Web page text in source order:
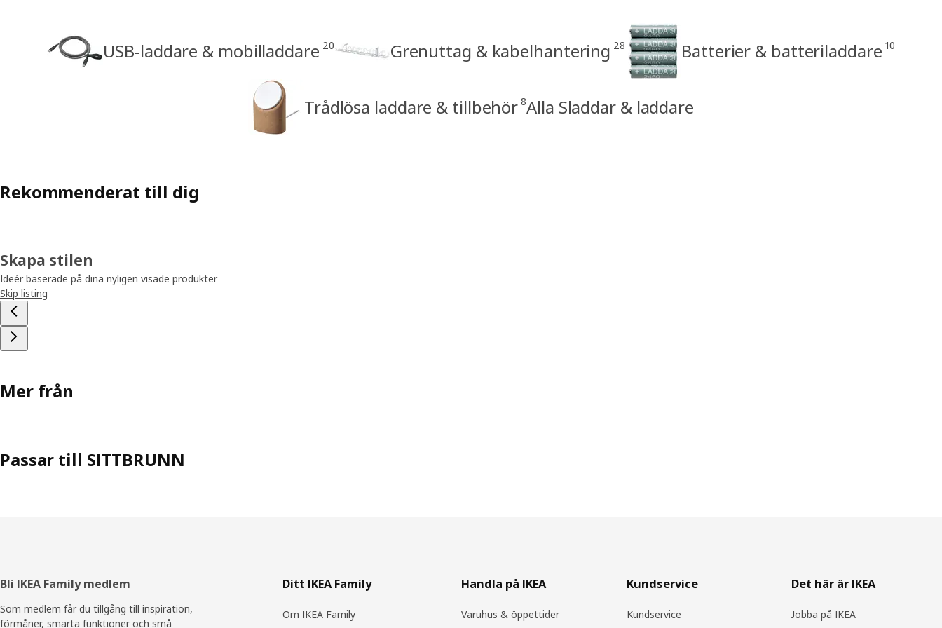
USB‑laddare & mobilladdare 20 Grenuttag & kabelhantering 28 Batterier & batteriladdare 10
Trådlösa laddare & tillbehör 8Alla Sladdar & laddare
Rekommenderat till dig
Skapa stilen
Ideér baserade på dina nyligen visade produkter
Skip listing
Mer från
Passar till SITTBRUNN
Sidfot
Bli IKEA Family medlem
Som medlem får du tillgång till inspiration,
förmåner, smarta funktioner och små
Ditt IKEA Family
Om IKEA Family
Handla på IKEA
Varuhus & öppettider
Kundservice
Kundservice
Det här är IKEA
Jobba på IKEA